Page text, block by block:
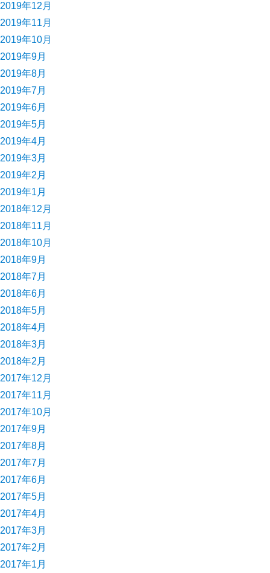
2019年12月
2019年11月
2019年10月
2019年9月
2019年8月
2019年7月
2019年6月
2019年5月
2019年4月
2019年3月
2019年2月
2019年1月
2018年12月
2018年11月
2018年10月
2018年9月
2018年7月
2018年6月
2018年5月
2018年4月
2018年3月
2018年2月
2017年12月
2017年11月
2017年10月
2017年9月
2017年8月
2017年7月
2017年6月
2017年5月
2017年4月
2017年3月
2017年2月
2017年1月